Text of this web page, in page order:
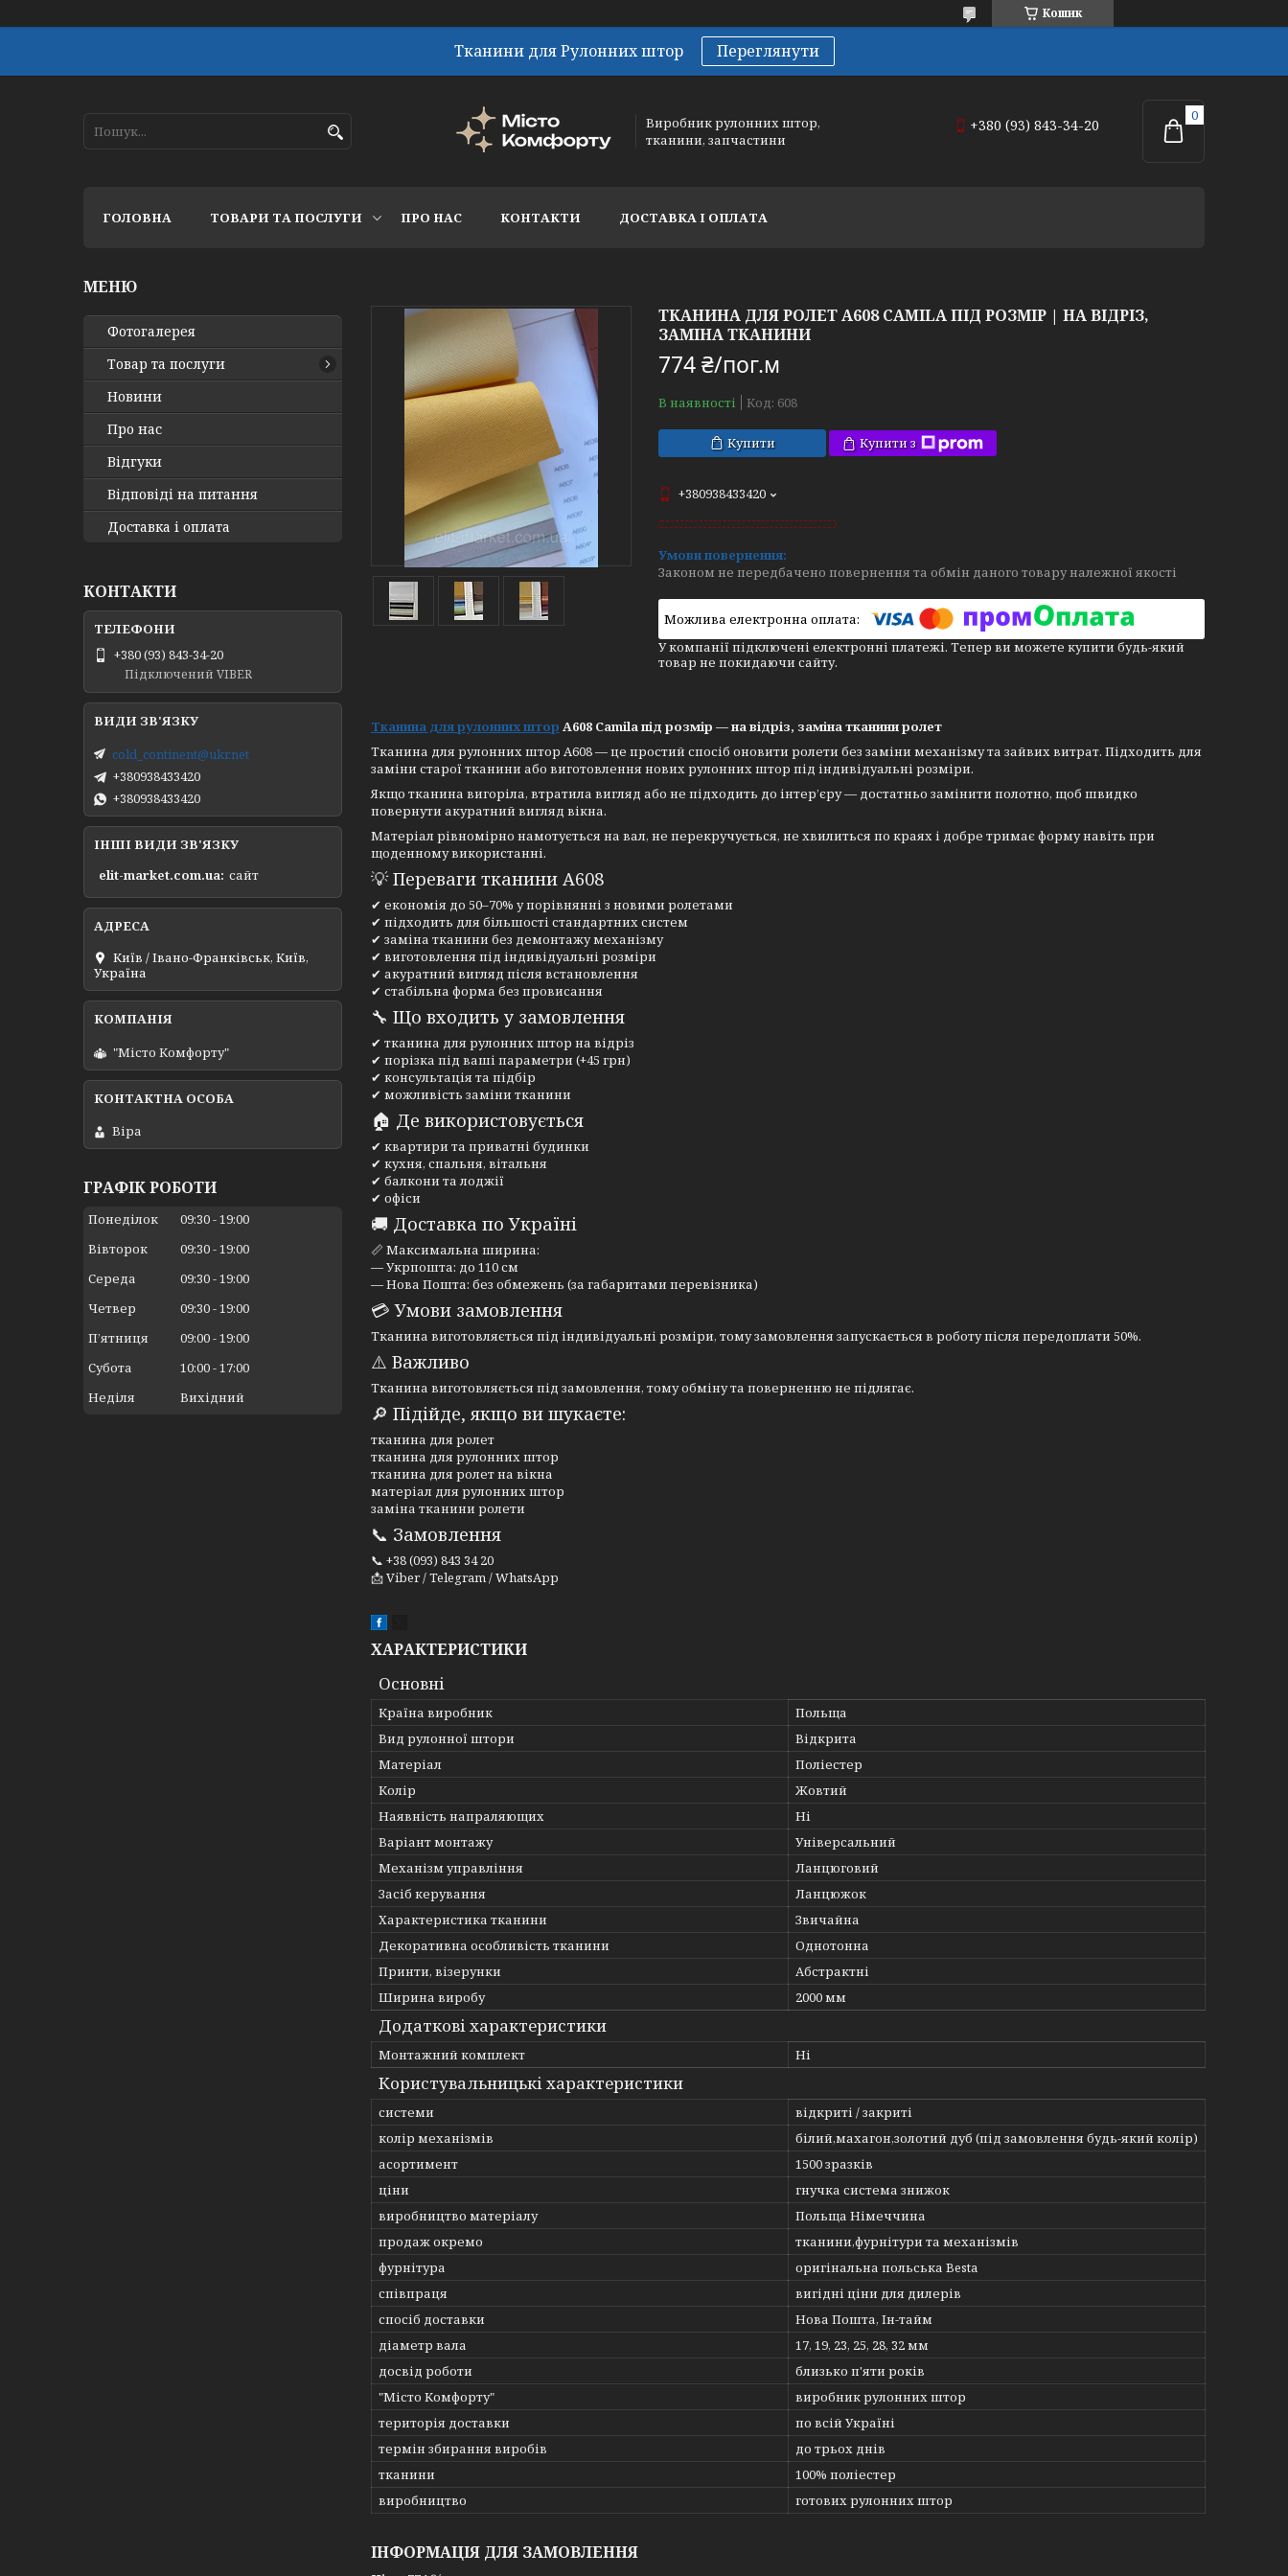
Кошик
Тканини для Рулонних штор Переглянути
Виробник рулонних штор,
тканини, запчастини
+380 (93) 843-34-20
ГОЛОВНА ТОВАРИ ТА ПОСЛУГИ ПРО НАС КОНТАКТИ ДОСТАВКА І ОПЛАТА
ТКАНИНА ДЛЯ РОЛЕТ A608 CAMILA ПІД РОЗМІР | НА ВІДРІЗ,
ЗАМІНА ТКАНИНИ
774 ₴/пог.м
В наявності Код: 608
Купити Купити з
+380938433420
Законом не передбачено повернення та обмін даного товару належної якості
У компанії підключені електронні платежі. Тепер ви можете купити будь-який
товар не покидаючи сайту.
Тканина для рулонних штор A608 Camila під розмір — на відріз, заміна тканини ролет
Тканина для рулонних штор A608 — це простий спосіб оновити ролети без заміни механізму та зайвих витрат. Підходить для
заміни старої тканини або виготовлення нових рулонних штор під індивідуальні розміри.
Якщо тканина вигоріла, втратила вигляд або не підходить до інтер’єру — достатньо замінити полотно, щоб швидко
повернути акуратний вигляд вікна.
Матеріал рівномірно намотується на вал, не перекручується, не хвилиться по краях і добре тримає форму навіть при
щоденному використанні.
💡 Переваги тканини A608
✔ економія до 50–70% у порівнянні з новими ролетами
✔ підходить для більшості стандартних систем
✔ заміна тканини без демонтажу механізму
✔ виготовлення під індивідуальні розміри
✔ акуратний вигляд після встановлення
✔ стабільна форма без провисання
🔧 Що входить у замовлення
✔ тканина для рулонних штор на відріз
✔ порізка під ваші параметри (+45 грн)
✔ консультація та підбір
✔ можливість заміни тканини
🏠 Де використовується
✔ квартири та приватні будинки
✔ кухня, спальня, вітальня
✔ балкони та лоджії
✔ офіси
🚚 Доставка по Україні
📏 Максимальна ширина:
— Укрпошта: до 110 см
— Нова Пошта: без обмежень (за габаритами перевізника)
💳 Умови замовлення
Тканина виготовляється під індивідуальні розміри, тому замовлення запускається в роботу після передоплати 50%.
⚠️ Важливо
Тканина виготовляється під замовлення, тому обміну та поверненню не підлягає.
🔎 Підійде, якщо ви шукаєте:
тканина для ролет
тканина для рулонних штор
тканина для ролет на вікна
матеріал для рулонних штор
заміна тканини ролети
📞 Замовлення
📞 +38 (093) 843 34 20
📩 Viber / Telegram / WhatsApp
ХАРАКТЕРИСТИКИ
Основні
Країна виробник
Польща
Вид рулонної штори
Відкрита
Матеріал
Поліестер
Колір
Жовтий
Наявність напраляющих
Ні
Варіант монтажу
Універсальний
Механізм управління
Ланцюговий
Засіб керування
Ланцюжок
Характеристика тканини
Звичайна
Декоративна особливість тканини
Однотонна
Принти, візерунки
Абстрактні
Ширина виробу
2000 мм
Додаткові характеристики
Монтажний комплект Ні
Користувальницькі характеристики
системи
відкриті / закриті
колір механізмів
білий,махагон,золотий дуб (під замовлення будь-який колір)
асортимент
1500 зразків
ціни
гнучка система знижок
виробництво матеріалу
Польща Німеччина
продаж окремо
тканини,фурнітури та механізмів
фурнітура
оригінальна польська Besta
співпраця
вигідні ціни для дилерів
спосіб доставки
Нова Пошта, Ін-тайм
діаметр вала
17, 19, 23, 25, 28, 32 мм
досвід роботи
близько п'яти років
"Місто Комфорту"
виробник рулонних штор
територія доставки
по всій Україні
термін збирання виробів
до трьох днів
тканини
100% поліестер
виробництво
готових рулонних штор
ІНФОРМАЦІЯ ДЛЯ ЗАМОВЛЕННЯ
Фотогалерея
Товар та послуги
Новини
Про нас
Відгуки
Відповіді на питання
Доставка і оплата
КОНТАКТИ
+380 (93) 843-34-20
Підключений VIBER
cold_continent@ukr.net
+380938433420
+380938433420
ІНШІ ВИДИ ЗВ'ЯЗКУ
elit-market.com.ua сайт
Київ / Івано-Франківськ, Київ,
Україна
"Місто Комфорту"
Віра
ГРАФІК РОБОТИ
Понеділок 09:30 19:00
Вівторок
09:30 19:00
Середа
09:30 19:00
Четвер
09:30 19:00
Пʼятниця
09:00 19:00
Субота
10:00 17:00
Неділя
Вихідний